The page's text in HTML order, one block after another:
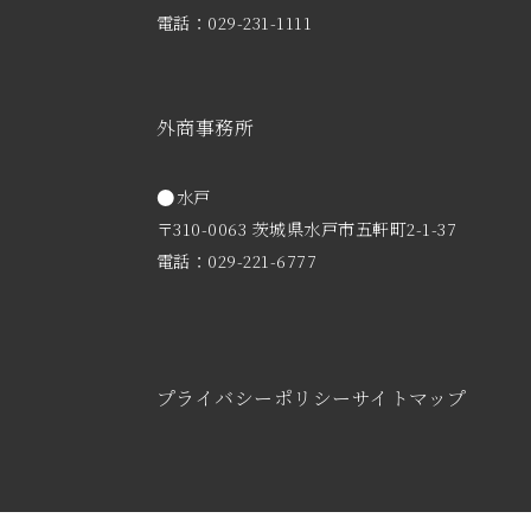
電話：029-231-1111
外商事務所
水戸
〒310-0063 茨城県水戸市五軒町2-1-37
電話：029-221-6777
プライバシーポリシーサイトマップ